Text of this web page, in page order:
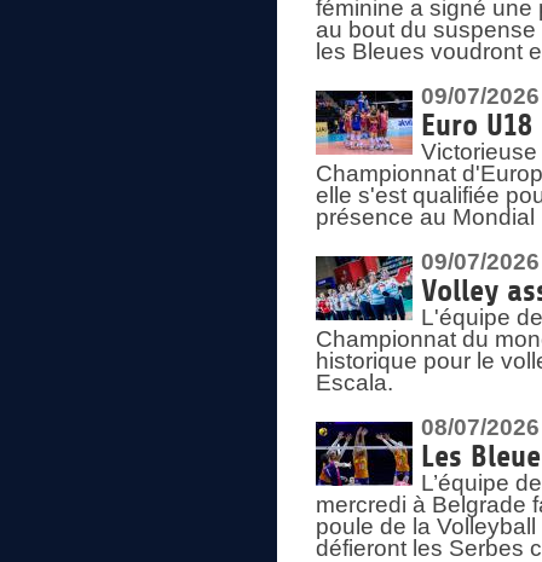
féminine a signé une
au bout du
les Bleues voudront
09/07/2026
Euro
Championnat
elle s'est qualifiée
présence au
09/07/2026
Volley
L'équipe
Championnat du
historique pour le
Escala.
08/07/2026
Les
L’équipe
mercredi à Belgrade
poule de la
défieront les Serbes